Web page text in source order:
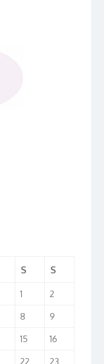
S S
1
2
8
9
15
16
22 23